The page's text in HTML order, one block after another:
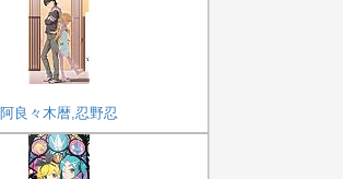
阿良々木暦,忍野忍